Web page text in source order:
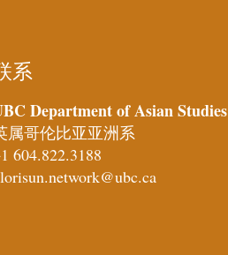
系
Department of Asian Studies
属哥伦比亚亚洲系
604.822.3188